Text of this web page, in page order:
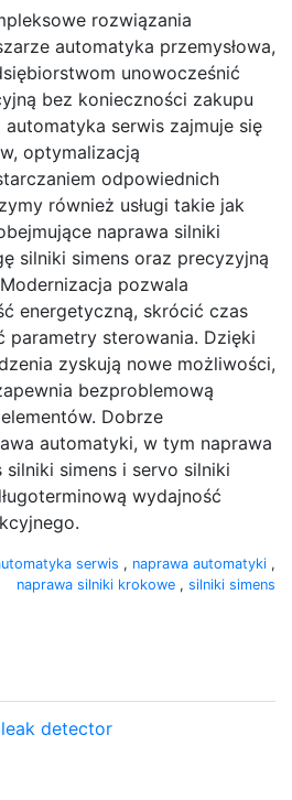
rozwiązania
automatyka przemysłowa,
unowocześnić
bez konieczności zakupu
serwis zajmuje się
optymalizacją
odpowiednich
również usługi takie jak
naprawa silniki
silniki simens oraz precyzyjną
pozwala
energetyczną, skrócić czas
sterowania. Dzięki
zyskują nowe możliwości,
bezproblemową
Dobrze
automatyki, w tym naprawa
simens i servo silniki
wydajność
serwis , naprawa automatyki ,
naprawa silniki krokowe , silniki simens
detector